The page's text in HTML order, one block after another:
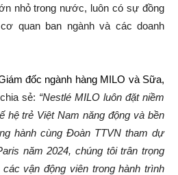
nhỏ trong nước, luôn có sự đồng
quan ban ngành và các doanh
đốc ngành hàng MILO và Sữa,
chia sẻ: “Nestlé MILO luôn đặt niềm
hệ trẻ Việt Nam năng động và bền
hành cùng Đoàn TTVN tham dự
năm 2024, chúng tôi trân trọng
vận động viên trong hành trình